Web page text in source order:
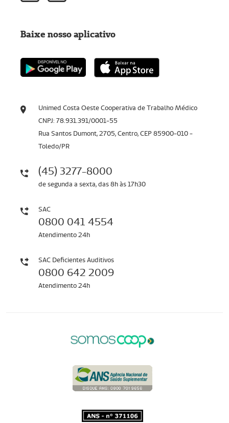
Unimed Costa Oeste Cooperativa de Trabalho Médico
CNPJ: 78.931.391/0001-55
Rua Santos Dumont, 2705, Centro, CEP 85900-010 -
Toledo/PR
(45) 3277-8000
de segunda a sexta, das 8h às 17h30
SAC
0800 041 4554
Atendimento 24h
SAC Deficientes Auditivos
0800 642 2009
Atendimento 24h
Baixe nosso aplicativo